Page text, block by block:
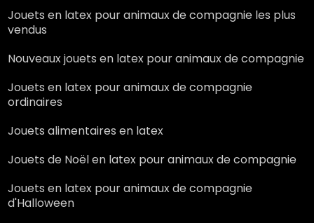
Jouets en latex pour animaux de compagnie les plus
vendus
Nouveaux jouets en latex pour animaux de compagnie
Jouets en latex pour animaux de compagnie
ordinaires
Jouets alimentaires en latex
Jouets de Noël en latex pour animaux de compagnie
Jouets en latex pour animaux de compagnie
d'Halloween